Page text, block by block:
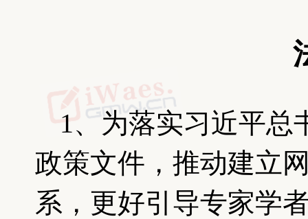
1、为落实习近平总
政策文件，推动建立
系，更好引导专家学